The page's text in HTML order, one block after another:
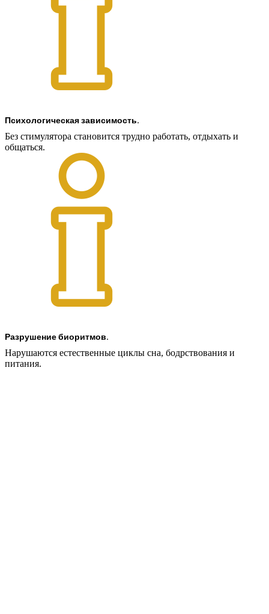
Психологическая зависимость.
Без стимулятора становится трудно работать, отдыхать и
общаться.
Разрушение биоритмов.
Нарушаются естественные циклы сна, бодрствования и
питания.